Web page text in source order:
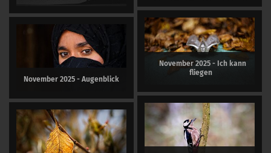
November 2025 - Ich kann
fliegen
November 2025 - Augenblick